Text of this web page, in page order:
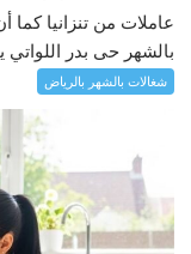
عاملات من تنزانيا
بالشهر حى بدر اللواتي
شغالات بالشهر بالرياض